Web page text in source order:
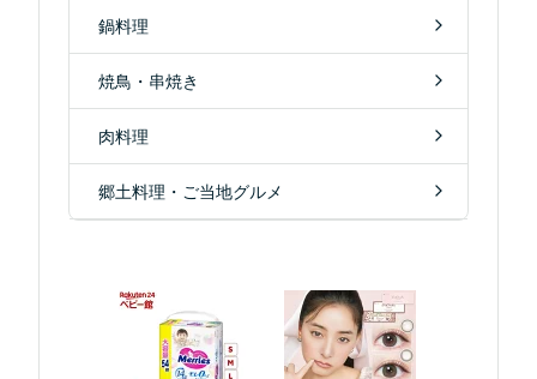
鍋料理
焼鳥・串焼き
肉料理
郷土料理・ご当地グルメ